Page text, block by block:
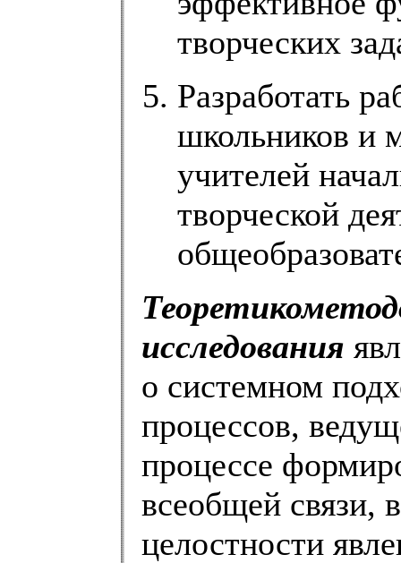
творческих
Разработать
школьников и
учителей
творческой
исследования
о системном
процессов,
процессе
всеобщей связи,
целостности